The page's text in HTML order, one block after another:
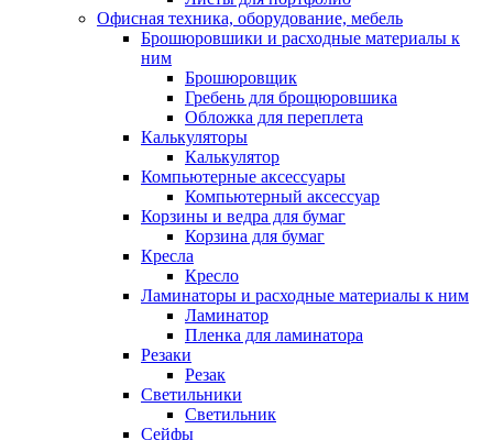
Офисная техника, оборудование, мебель
Брошюровшики и расходные материалы к
ним
Брошюровщик
Гребень для брощюровшика
Обложка для переплета
Калькуляторы
Калькулятор
Компьютерные аксессуары
Компьютерный аксессуар
Корзины и ведра для бумаг
Корзина для бумаг
Кресла
Кресло
Ламинаторы и расходные материалы к ним
Ламинатор
Пленка для ламинатора
Резаки
Резак
Светильники
Светильник
Сейфы